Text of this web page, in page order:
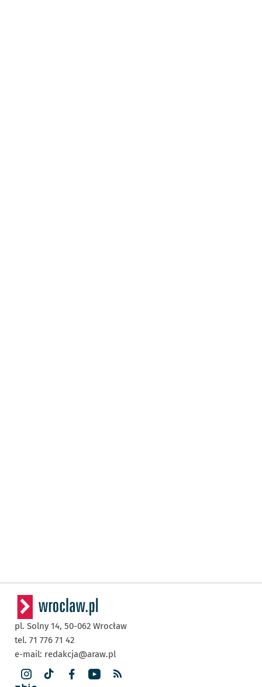
pl. Solny 14, 50-062 Wrocław
tel. 71 776 71 42
e-mail: redakcja@araw.pl